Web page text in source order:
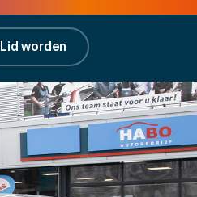
Lid worden